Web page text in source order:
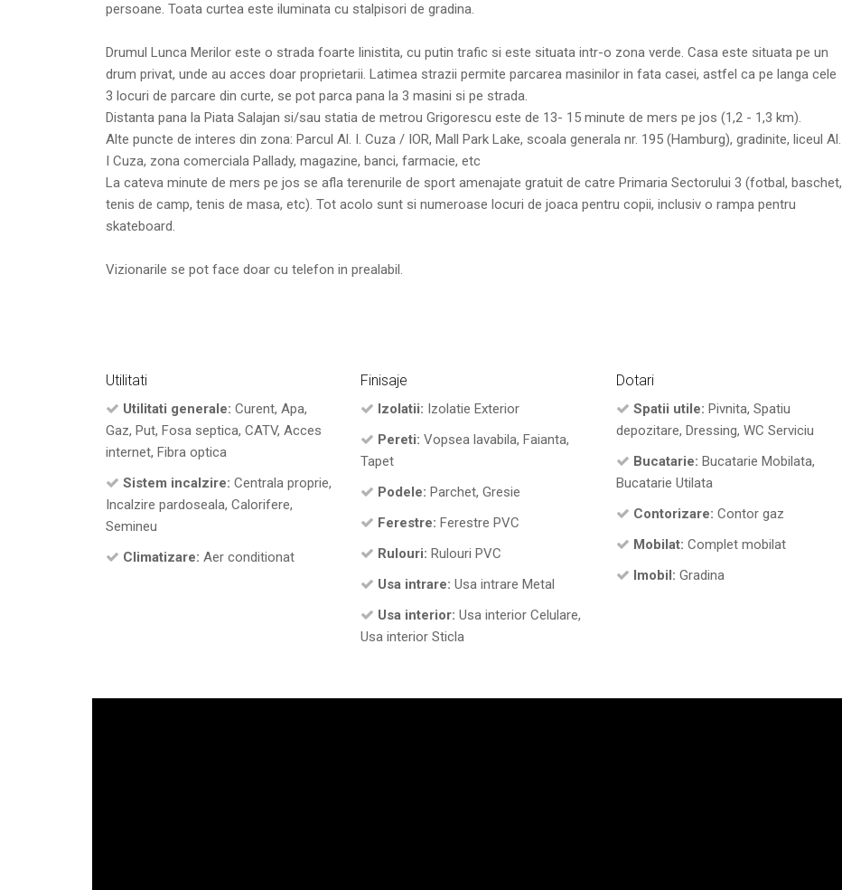
persoane. Toata curtea este iluminata cu stalpisori de gradina.
Drumul Lunca Merilor este o strada foarte linistita, cu putin trafic si este situata intr-o zona verde. Casa este situata pe un
drum privat, unde au acces doar proprietarii. Latimea strazii permite parcarea masinilor in fata casei, astfel ca pe langa cele
3 locuri de parcare din curte, se pot parca pana la 3 masini si pe strada.
Distanta pana la Piata Salajan si/sau statia de metrou Grigorescu este de 13- 15 minute de mers pe jos (1,2 - 1,3 km).
Alte puncte de interes din zona: Parcul Al. I. Cuza / IOR, Mall Park Lake, scoala generala nr. 195 (Hamburg), gradinite, liceul Al.
I Cuza, zona comerciala Pallady, magazine, banci, farmacie, etc
La cateva minute de mers pe jos se afla terenurile de sport amenajate gratuit de catre Primaria Sectorului 3 (fotbal, baschet,
tenis de camp, tenis de masa, etc). Tot acolo sunt si numeroase locuri de joaca pentru copii, inclusiv o rampa pentru
skateboard.
Vizionarile se pot face doar cu telefon in prealabil.
Utilitati
Utilitati generale: Curent, Apa,
Gaz, Put, Fosa septica, CATV, Acces
internet, Fibra optica
Sistem incalzire: Centrala proprie,
Incalzire pardoseala, Calorifere,
Semineu
Climatizare: Aer conditionat
Finisaje
Izolatii: Izolatie Exterior
Pereti: Vopsea lavabila, Faianta,
Tapet
Podele: Parchet, Gresie
Ferestre: Ferestre PVC
Rulouri: Rulouri PVC
Usa intrare: Usa intrare Metal
Usa interior: Usa interior Celulare,
Usa interior Sticla
Dotari
Spatii utile: Pivnita, Spatiu
depozitare, Dressing, WC Serviciu
Bucatarie: Bucatarie Mobilata,
Bucatarie Utilata
Contorizare: Contor gaz
Mobilat: Complet mobilat
Imobil: Gradina